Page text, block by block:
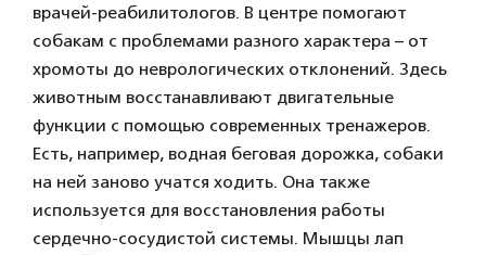
врачей-реабилитологов. В центре помогают
собакам с проблемами разного характера – от
хромоты до неврологических отклонений. Здесь
животным восстанавливают двигательные
функции с помощью современных тренажеров.
Есть, например, водная беговая дорожка, собаки
на ней заново учатся ходить. Она также
используется для восстановления работы
сердечно-сосудистой системы. Мышцы лап